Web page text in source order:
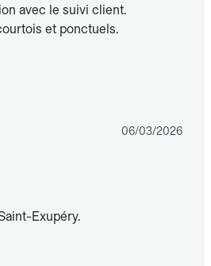
avec le suivi client.
et ponctuels.
06/03/2026
Exupéry.